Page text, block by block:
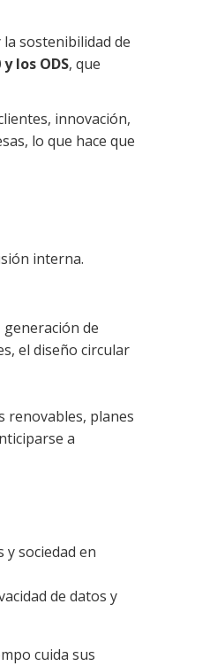
sostenibilidad de
los ODS, que
innovación,
lo que hace que
interna.
de
el diseño circular
renovables, planes
a
de datos y
cuida sus